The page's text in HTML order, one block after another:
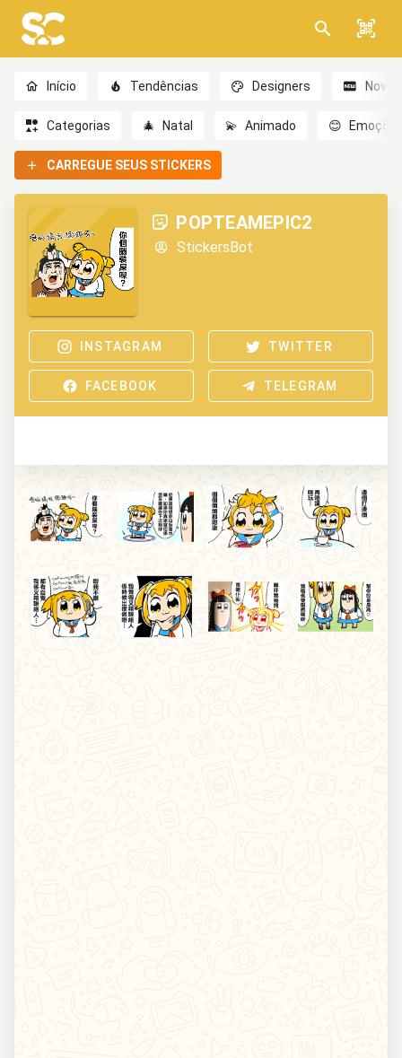
Início Tendências Designers Novo
Categorias 🎄 Natal 💫 Animado 😊
CARREGUE SEUS STICKERS
POPTEAMEPIC2
StickersBot
INSTAGRAM TWITTER
FACEBOOK TELEGRAM